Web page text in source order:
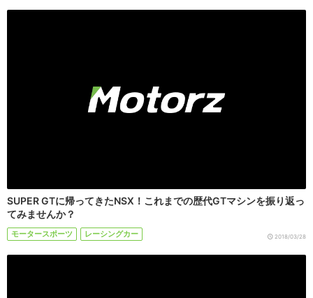
SUPER GTに帰ってきたNSX！これまでの歴代GTマシンを振り返っ
てみませんか？
モータースポーツ レーシングカー 2018/03/28